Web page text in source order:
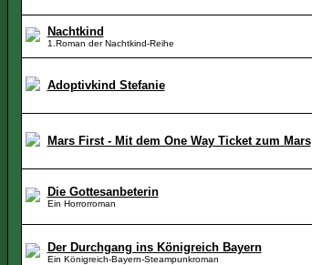
Nachtkind
1.Roman der Nachtkind-Reihe
Adoptivkind Stefanie
Mars First - Mit dem One Way Ticket zum Mars
Die Gottesanbeterin
Ein Horrorroman
Der Durchgang ins Königreich Bayern
Ein Königreich-Bayern-Steampunkroman